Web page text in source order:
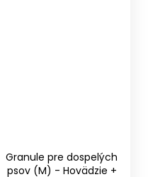
Granule pre dospelých
psov (M) - Hovädzie +